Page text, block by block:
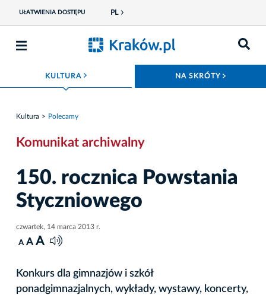
UŁATWIENIA DOSTĘPU PL
KULTURA ROZWIŃ MENU NA SKRÓTY
Kultura Polecamy
Komunikat archiwalny
150. rocznica Powstania
Styczniowego
czwartek, 14 marca 2013 r.
A A A
Konkurs dla gimnazjów i szkół
ponadgimnazjalnych, wykłady, wystawy, koncerty,